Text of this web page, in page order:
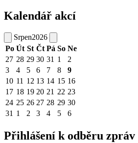
Kalendář akcí
Srpen2026
Po Út St Čt Pá So Ne
27 28 29 30 31 1
2
3
4 5 6 7 8
9
10 11 12 13 14 15 16
17 18 19 20 21 22 23
24 25 26 27 28 29 30
31 1 2 3 4 5 6
Přihlášení k odběru zpráv